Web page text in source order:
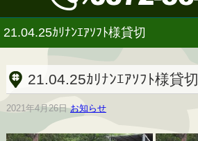
21.04.25ｶﾘﾅﾝｴｱｿﾌﾄ様貸切
21.04.25ｶﾘﾅﾝｴｱｿﾌﾄ様貸切
2021年4月26日 お知らせ